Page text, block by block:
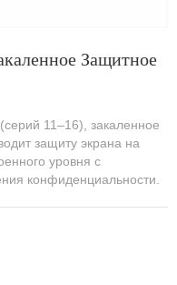
Защитное
11–16), закаленное
защиту экрана на
уровня с
конфиденциальности.